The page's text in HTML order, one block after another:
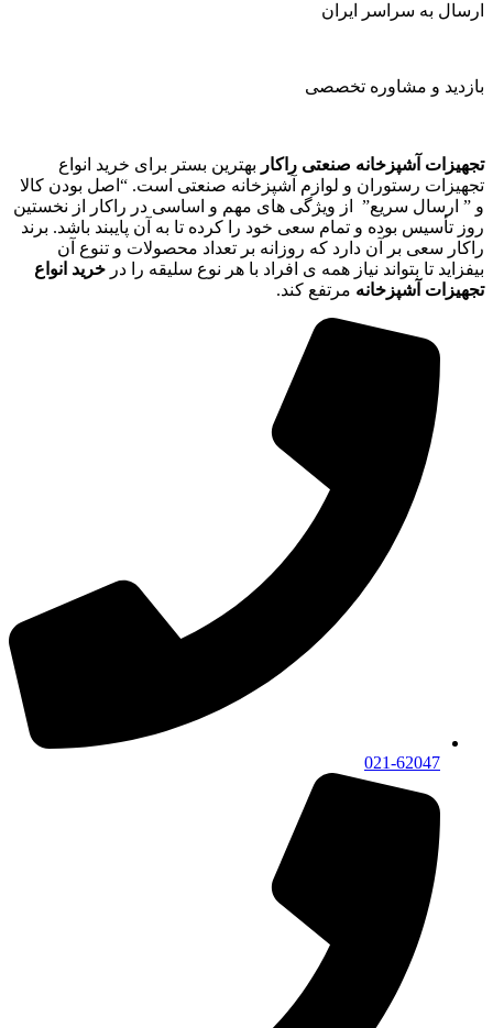
ارسال به سراسر ایران
بازدید و مشاوره تخصصی
تجهیزات آشپزخانه صنعتی راکار بهترین بستر برای خرید انواع
تجهیزات رستوران و لوازم آشپزخانه صنعتی است. “اصل بودن کالا
و ” ارسال سریع” از ویژگی های مهم و اساسی در راکار از نخستین
روز تأسیس بوده و تمام سعی خود را کرده تا به آن پایبند باشد. برند
راکار سعی بر آن دارد که روزانه بر تعداد محصولات و تنوع آن
بیفزاید تا بتواند نیاز همه ی افراد با هر نوع سلیقه را در خرید انواع
تجهیزات آشپزخانه مرتفع کند.
021-62047